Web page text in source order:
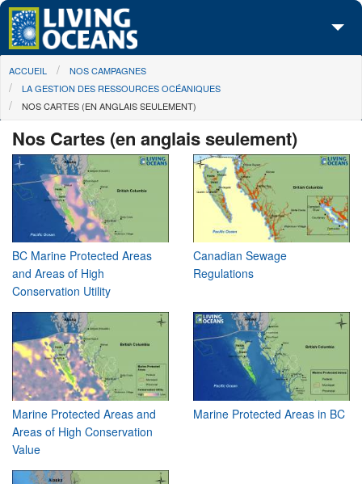
Skip to main content
À propos de nous
Nos campagnes
Centre des Médias
Les Cartes
Passez à l'action
You are here
ACCUEIL
NOS CAMPAGNES
LA GESTION DES RESSOURCES OCÉANIQUES
NOS CARTES (EN ANGLAIS SEULEMENT)
Nos Cartes (en anglais seulement)
BC Marine Protected Areas
and Areas of High
Conservation Utility
Canadian Sewage
Regulations
Marine Protected Areas and
Areas of High Conservation
Value
Marine Protected Areas in BC